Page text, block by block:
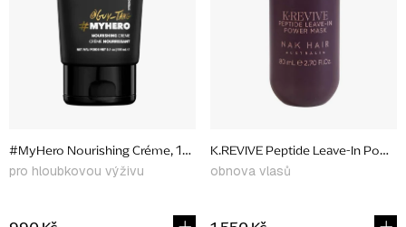
u
k
#MyHero Nourishing Créme, 150 ml
pro hloubkovou výživu
K.REVIVE Peptide Leave-In
obnova vlasů